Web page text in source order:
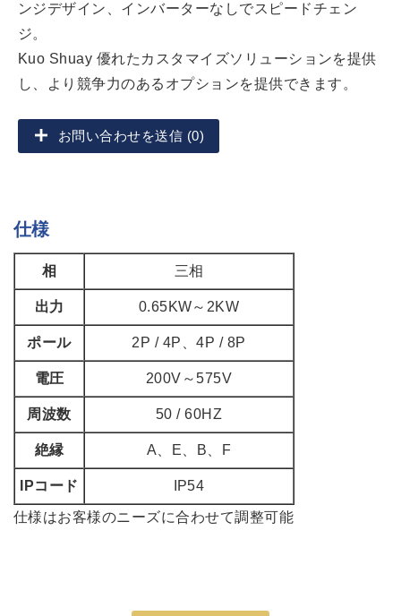
ンジデザイン、インバーターなしでスピードチェン
ジ。
Kuo Shuay 優れたカスタマイズソリューションを提供
し、より競争力のあるオプションを提供できます。
お問い合わせを送信 (0)
仕様
相 三相
出力 0.65KW～2KW
ポール 2P / 4P、4P / 8P
電圧 200V～575V
周波数 50 / 60HZ
絶縁 A、E、B、F
IPコード IP54
仕様はお客様のニーズに合わせて調整可能